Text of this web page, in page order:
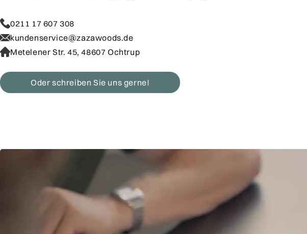
0211 17 607 308
kundenservice@zazawoods.de
Metelener Str. 45, 48607 Ochtrup
Oder schreiben Sie uns gerne!